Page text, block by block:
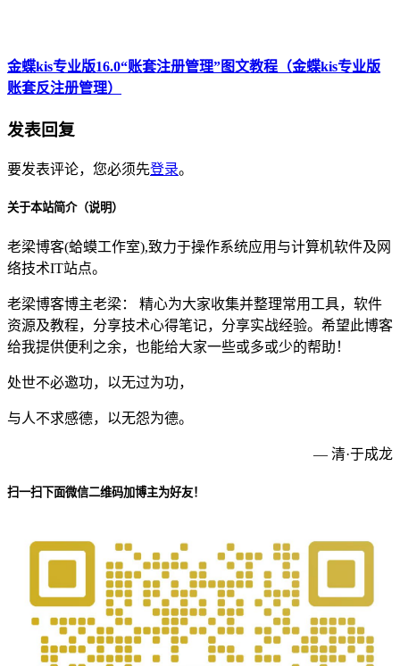
金蝶kis专业版16.0“账套注册管理”图文教程（金蝶kis专业版
账套反注册管理）
发表回复
要发表评论，您必须先登录。
关于本站简介（说明）
老梁博客(蛤蟆工作室),致力于操作系统应用与计算机软件及网
络技术IT站点。
老梁博客博主老梁： 精心为大家收集并整理常用工具，软件
资源及教程，分享技术心得笔记，分享实战经验。希望此博客
给我提供便利之余，也能给大家一些或多或少的帮助！
处世不必邀功，以无过为功，
与人不求感德，以无怨为德。
— 清·于成龙
扫一扫下面微信二维码加博主为好友！